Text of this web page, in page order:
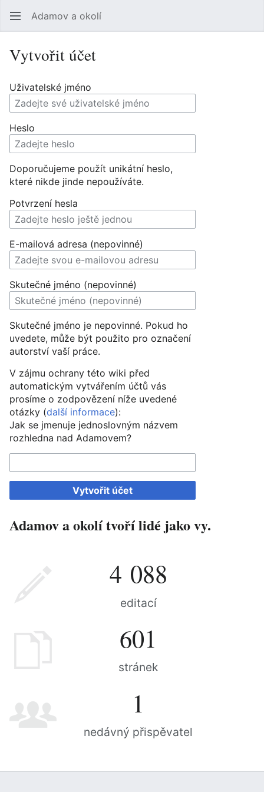
Adamov a okolí
Vytvořit účet
Uživatelské jméno
Heslo
Doporučujeme použít unikátní heslo,
které nikde jinde nepoužíváte.
Potvrzení hesla
E-mailová adresa (nepovinné)
Skutečné jméno (nepovinné)
Skutečné jméno je nepovinné. Pokud ho
uvedete, může být použito pro označení
autorství vaší práce.
V zájmu ochrany této wiki před
automatickým vytvářením účtů vás
prosíme o zodpovězení níže uvedené
otázky (další informace):
Jak se jmenuje jednoslovným názvem
rozhledna nad Adamovem?
Vytvořit účet
Adamov a okolí tvoří lidé jako vy.
4 088
editací
601
stránek
1
nedávný přispěvatel